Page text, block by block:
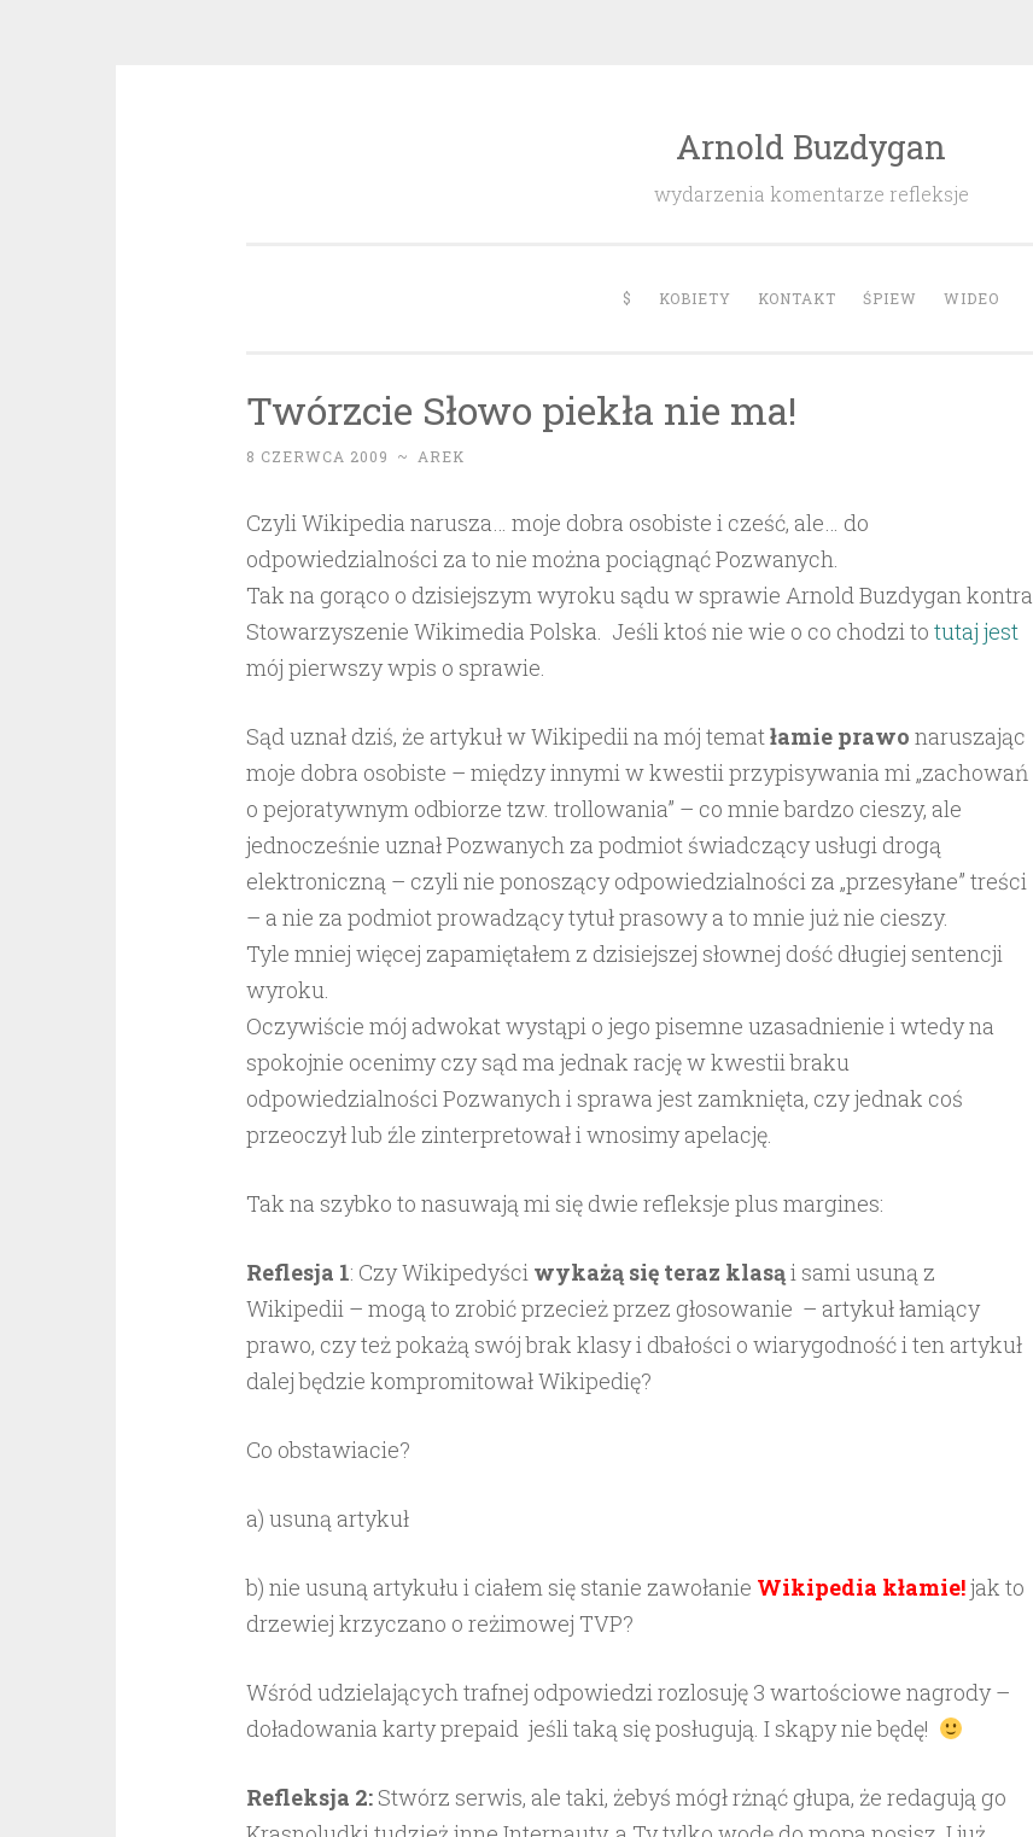
Arnold Buzdygan
wydarzenia komentarze refleksje
$ KOBIETY KONTAKT ŚPIEW WIDEO
Twórzcie Słowo piekła nie ma!
8 CZERWCA 2009 ~ AREK
Czyli Wikipedia narusza… moje dobra osobiste i cześć, ale… do
odpowiedzialności za to nie można pociągnąć Pozwanych.
Tak na gorąco o dzisiejszym wyroku sądu w sprawie Arnold Buzdygan kontra
Stowarzyszenie Wikimedia Polska. Jeśli ktoś nie wie o co chodzi to tutaj jest
mój pierwszy wpis o sprawie.
Sąd uznał dziś, że artykuł w Wikipedii na mój tematłamie prawo naruszając
moje dobra osobiste – między innymi w kwestii przypisywania mi „zachowań
o pejoratywnym odbiorze tzw. trollowania” – co mnie bardzo cieszy, ale
jednocześnie uznał Pozwanych za podmiot świadczący usługi drogą
elektroniczną – czyli nie ponoszący odpowiedzialności za „przesyłane” treści
– a nie za podmiot prowadzący tytuł prasowy a to mnie już nie cieszy.
Tyle mniej więcej zapamiętałem z dzisiejszej słownej dość długiej sentencji
wyroku.
Oczywiście mój adwokat wystąpi o jego pisemne uzasadnienie i wtedy na
spokojnie ocenimy czy sąd ma jednak rację w kwestii braku
odpowiedzialności Pozwanych i sprawa jest zamknięta, czy jednak coś
przeoczył lub źle zinterpretował i wnosimy apelację.
Tak na szybko to nasuwają mi się dwie refleksje plus margines:
Reflesja 1: Czy Wikipedyści wykażą się teraz klasąi sami usuną z
Wikipedii – mogą to zrobić przecież przez głosowanie – artykuł łamiący
prawo, czy też pokażą swój brak klasy i dbałości o wiarygodność i ten artykuł
dalej będzie kompromitował Wikipedię?
Co obstawiacie?
a) usuną artykuł
b) nie usuną artykułu i ciałem się stanie zawołanie Wikipedia kłamie!jak to
drzewiej krzyczano o reżimowej TVP?
Wśród udzielających trafnej odpowiedzi rozlosuję 3 wartościowe nagrody –
doładowania karty prepaid jeśli taką się posługują. I skąpy nie będę!
Refleksja 2:Stwórz serwis, ale taki, żebyś mógł rżnąć głupa, że redagują go